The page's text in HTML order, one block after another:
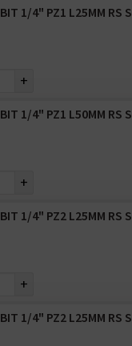
BIT 1/4" PZ1 L25MM RS
+
BIT 1/4" PZ1 L50MM RS
+
BIT 1/4" PZ2 L25MM RS
+
BIT 1/4" PZ2 L25MM RS